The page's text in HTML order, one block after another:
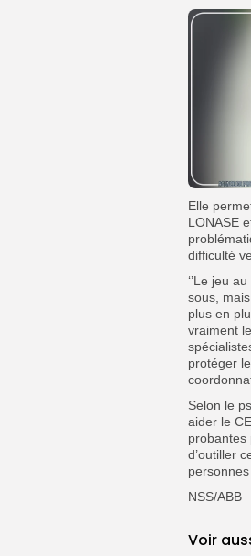
Elle
LONASE
difficulté
‘’Le jeu
sous,
plus en
vraiment
protéger
Selon le
aider le
probantes
d’outiller
NSS/ABB
Voir